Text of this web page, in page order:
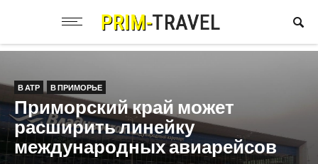
В АТР В ПРИМОРЬЕ
Приморский край может
расширить линейку
международных авиарейсов